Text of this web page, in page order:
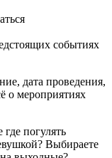
событиях
дата проведения,
о мероприятиях
погулять
Выбираете